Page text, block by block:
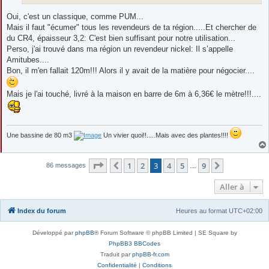
Oui, c'est un classique, comme PUM...
Mais il faut "écumer" tous les revendeurs de ta région.....Et chercher de
du CR4, épaisseur 3,2: C'est bien suffisant pour notre utilisation...
Perso, j'ai trouvé dans ma région un revendeur nickel: Il s’appelle
Amitubes....
Bon, il m'en fallait 120m!!! Alors il y avait de la matière pour négocier....
Mais je l'ai touché, livré à la maison en barre de 6m à 6,36€ le mètre!!!....
Une bassine de 80 m3 Un vivier quoi!!.....Mais avec des plantes!!!!
86 messages Page sur9
Précédente
1 2 3 4 5 9
Aller à
Index du forum Heures au format UTC+02:00
Développé parphpBB® Forum Software © phpBB Limited | SE Square by
PhpBB3 BBCodes
Traduit parphpBB-fr.com
Confidentialité | Conditions